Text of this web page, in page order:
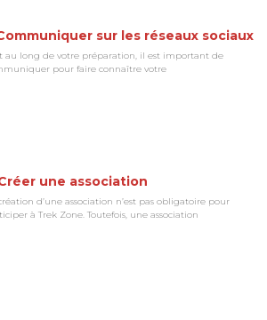
sur les réseaux sociaux
au long de votre préparation, il est important de
pour faire connaître votre
une association
d’une association n’est pas obligatoire pour
à Trek Zone. Toutefois, une association